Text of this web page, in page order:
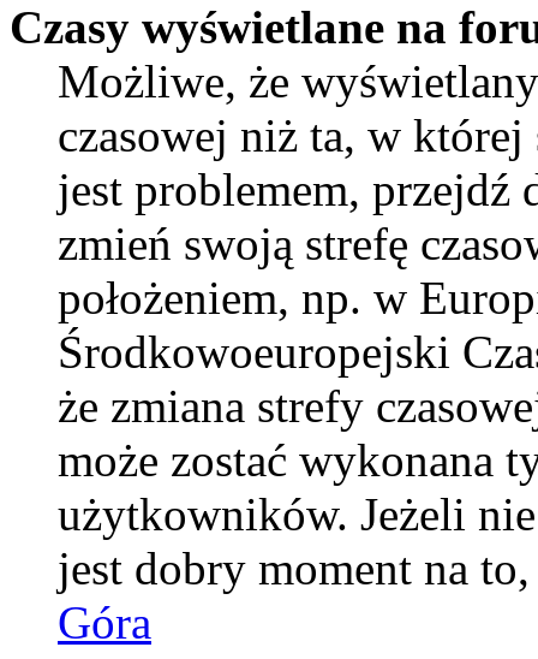
Czasy wyświetlane na
Możliwe, że
czasowej niż ta, w której
jest problemem,
zmień swoją strefę
położeniem, np. w
Środkowoeuropejski
że zmiana strefy
może zostać wykonana
użytkowników. Jeżeli
jest dobry moment na
Góra